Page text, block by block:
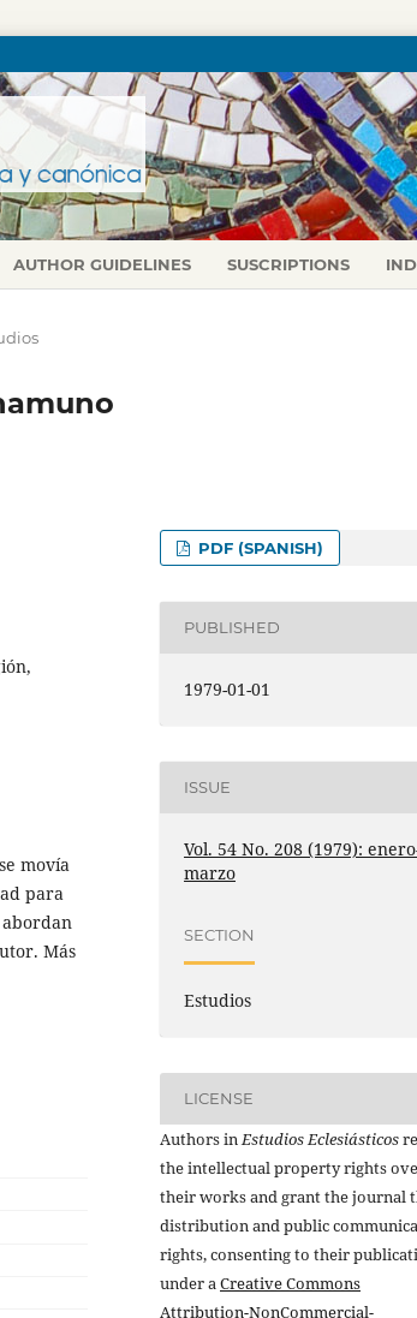
AUTHOR GUIDELINES SUSCRIPTIONS
movía
para
Más
PDF (SPANISH)
PUBLISHED
1979-01-01
ISSUE
Vol. 54 No. 208 (1979):
marzo
SECTION
Estudios
LICENSE
Authors inEstudios Eclesiásticos
the intellectual property rights
their works and grant the journal
distribution and public
rights, consenting to their
under aCreative Commons
Attribution-NonCommercial-